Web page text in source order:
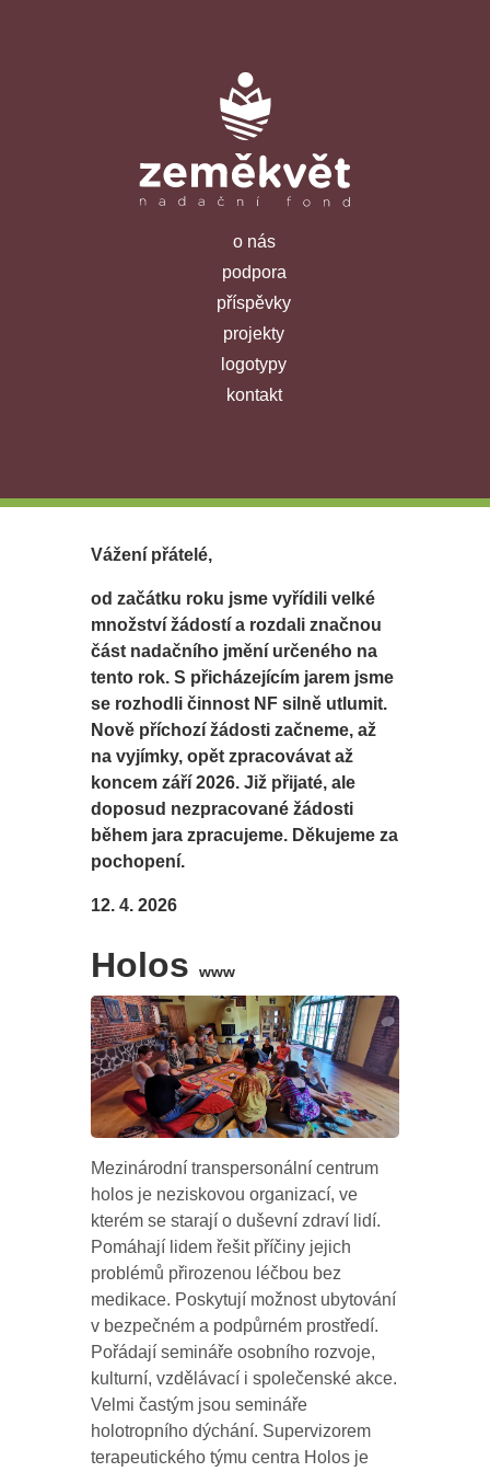
o nás
podpora
příspěvky
projekty
logotypy
kontakt
Vážení přátelé,
od začátku roku jsme vyřídili velké
množství žádostí a rozdali značnou
část nadačního jmění určeného na
tento rok. S přicházejícím jarem jsme
se rozhodli činnost NF silně utlumit.
Nově příchozí žádosti začneme, až
na vyjímky, opět zpracovávat až
koncem září 2026. Již přijaté, ale
doposud nezpracované žádosti
během jara zpracujeme. Děkujeme za
pochopení.
12. 4. 2026
Holoswww
Mezinárodní transpersonální centrum
holos je neziskovou organizací, ve
kterém se starají o duševní zdraví lidí.
Pomáhají lidem řešit příčiny jejich
problémů přirozenou léčbou bez
medikace. Poskytují možnost ubytování
v bezpečném a podpůrném prostředí.
Pořádají semináře osobního rozvoje,
kulturní, vzdělávací i společenské akce.
Velmi častým jsou semináře
holotropního dýchání. Supervizorem
terapeutického týmu centra Holos je